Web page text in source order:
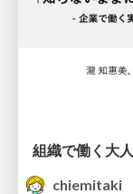
chiemitaki